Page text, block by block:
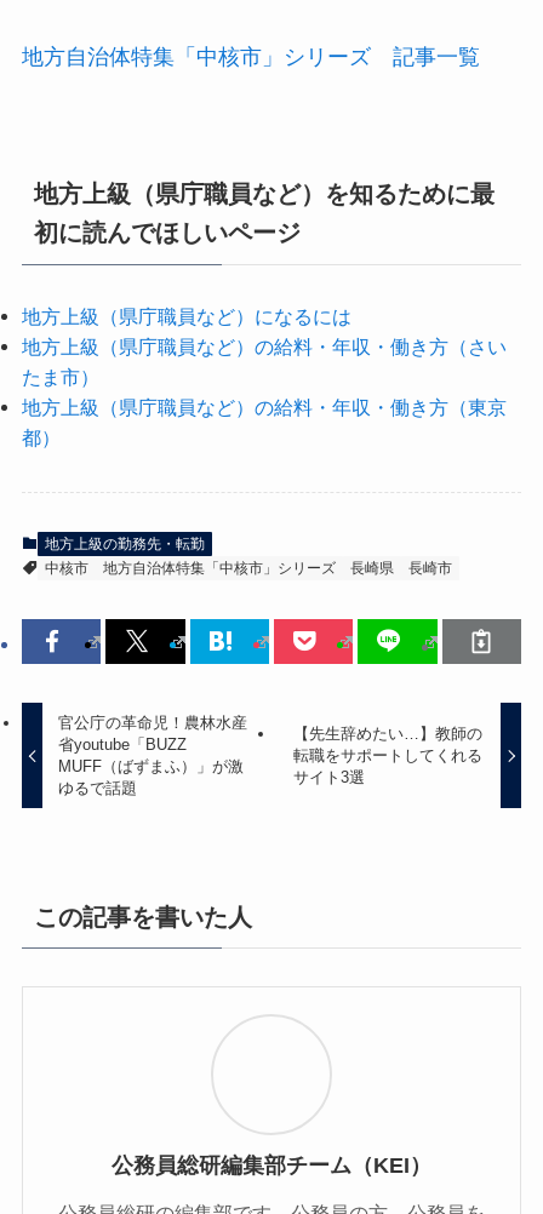
地方自治体特集「中核市」シリーズ 記事一覧
地方上級（県庁職員など）を知るために最
初に読んでほしいページ
地方上級（県庁職員など）になるには
地方上級（県庁職員など）の給料・年収・働き方（さい
たま市）
地方上級（県庁職員など）の給料・年収・働き方（東京
都）
地方上級の勤務先・転勤
中核市
地方自治体特集「中核市」シリーズ 長崎県 長崎市
官公庁の革命児！農林水産
省youtube「BUZZ
MUFF（ばずまふ）」が激
ゆるで話題
【先生辞めたい…】教師の
転職をサポートしてくれる
サイト3選
この記事を書いた人
公務員総研編集部チーム（KEI）